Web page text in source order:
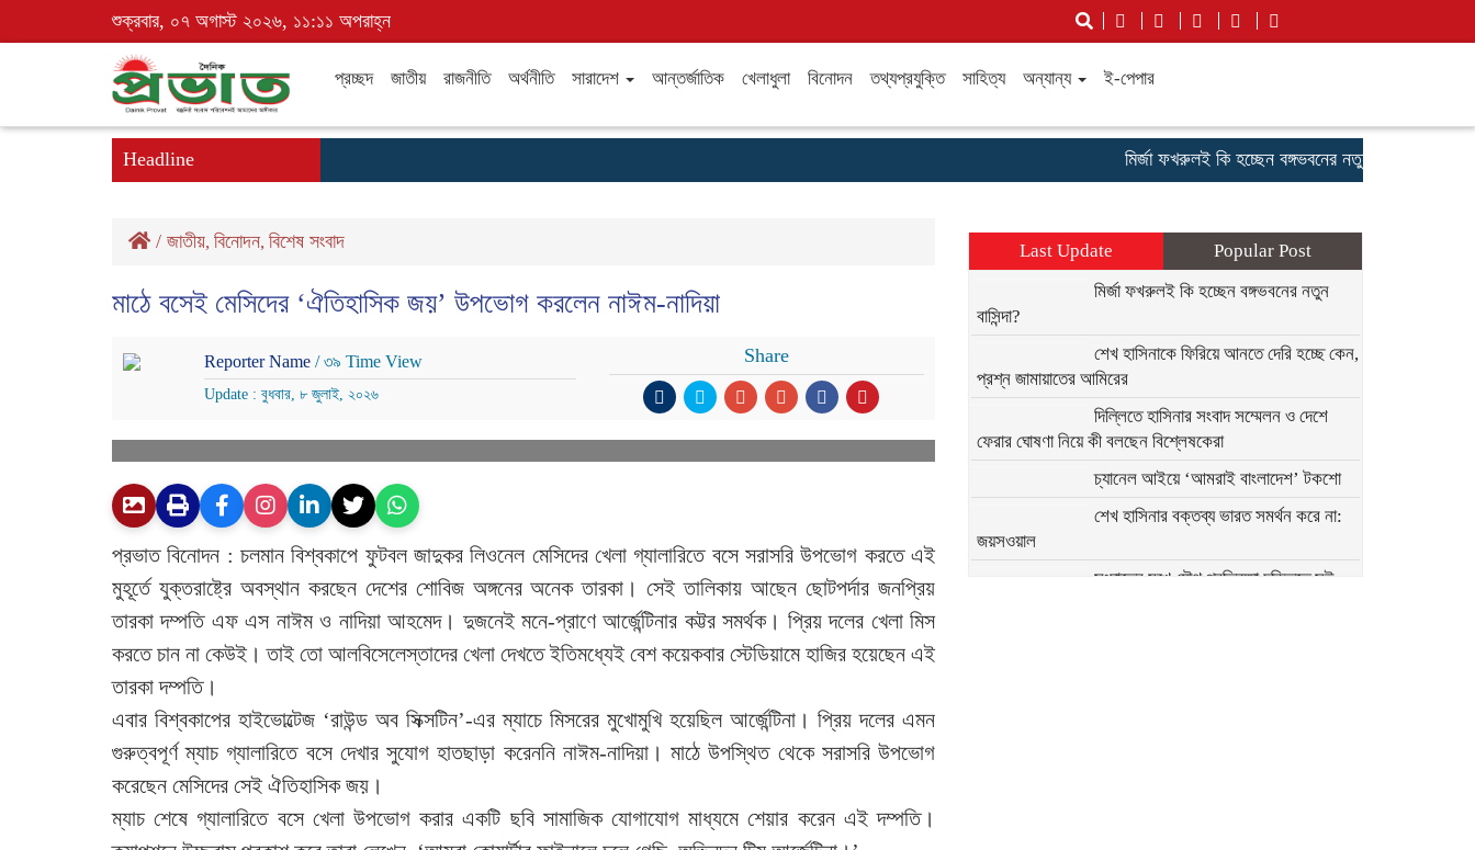
শুক্রবার, ০৭ অগাস্ট ২০২৬, ১১:১১ অপরাহ্ন
প্রচ্ছদ জাতীয় রাজনীতি অর্থনীতি সারাদেশ আন্তর্জাতিক খেলাধুলা বিনোদন তথ্যপ্রযুক্তি সাহিত্য অন্যান্য ই-পেপার
Headline মির্জা ফখরুলই কি হচ্ছেন বঙ্গভবনের নতুন বাসিন্দা?
/ জাতীয়, বিনোদন, বিশেষ সংবাদ
মাঠে বসেই মেসিদের ‘ঐতিহাসিক জয়’ উপভোগ করলেন নাঈম-নাদিয়া
Reporter Name / ৩৯ Time View
Update : বুধবার, ৮ জুলাই, ২০২৬
Share
প্রভাত বিনোদন : চলমান বিশ্বকাপে ফুটবল জাদুকর লিওনেল মেসিদের খেলা গ্যালারিতে বসে সরাসরি উপভোগ করতে এই
মুহূর্তে যুক্তরাষ্ট্রে অবস্থান করছেন দেশের শোবিজ অঙ্গনের অনেক তারকা। সেই তালিকায় আছেন ছোটপর্দার জনপ্রিয়
তারকা দম্পতি এফ এস নাঈম ও নাদিয়া আহমেদ। দুজনেই মনে-প্রাণে আর্জেন্টিনার কট্টর সমর্থক। প্রিয় দলের খেলা মিস
করতে চান না কেউই। তাই তো আলবিসেলেস্তাদের খেলা দেখতে ইতিমধ্যেই বেশ কয়েকবার স্টেডিয়ামে হাজির হয়েছেন এই
তারকা দম্পতি।
এবার বিশ্বকাপের হাইভোল্টেজ ‘রাউন্ড অব সিক্সটিন’-এর ম্যাচে মিসরের মুখোমুখি হয়েছিল আর্জেন্টিনা। প্রিয় দলের এমন
গুরুত্বপূর্ণ ম্যাচ গ্যালারিতে বসে দেখার সুযোগ হাতছাড়া করেননি নাঈম-নাদিয়া। মাঠে উপস্থিত থেকে সরাসরি উপভোগ
করেছেন মেসিদের সেই ঐতিহাসিক জয়।
ম্যাচ শেষে গ্যালারিতে বসে খেলা উপভোগ করার একটি ছবি সামাজিক যোগাযোগ মাধ্যমে শেয়ার করেন এই দম্পতি।
Last Update
Popular Post
মির্জা ফখরুলই কি হচ্ছেন বঙ্গভবনের নতুন
বাসিন্দা?
শেখ হাসিনাকে ফিরিয়ে আনতে দেরি হচ্ছে কেন,
প্রশ্ন জামায়াতের আমিরের
দিল্লিতে হাসিনার সংবাদ সম্মেলন ও দেশে
ফেরার ঘোষণা নিয়ে কী বলছেন বিশ্লেষকেরা
চ্যানেল আইয়ে ‘আমরাই বাংলাদেশ’ টকশো
শেখ হাসিনার বক্তব্য ভারত সমর্থন করে না:
জয়সওয়াল
সংঘাতের মুখে যৌথ প্রতিরক্ষা চুক্তিতে সই